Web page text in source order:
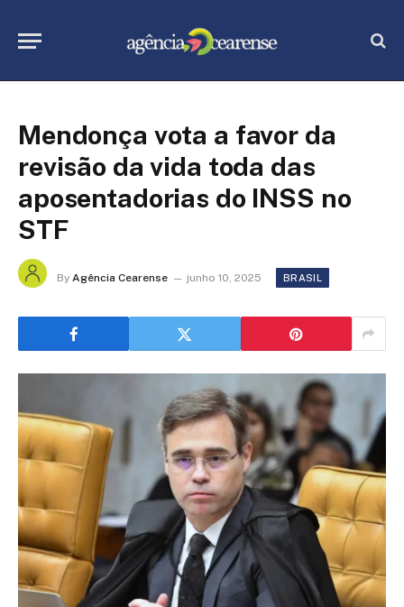
Mendonça vota a favor da
revisão da vida toda das
aposentadorias do INSS no
STF
By Agência Cearense junho 10, 2025 BRASIL